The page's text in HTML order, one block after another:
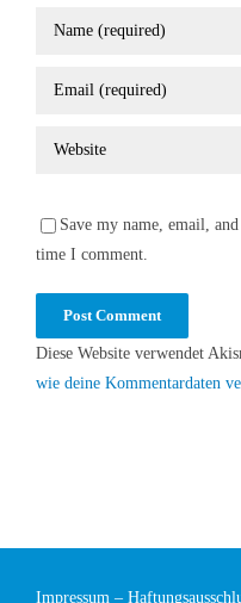
Save my name, email,
time I comment.
Diese Website verwendet
wie deine Kommentardaten
Impressum –